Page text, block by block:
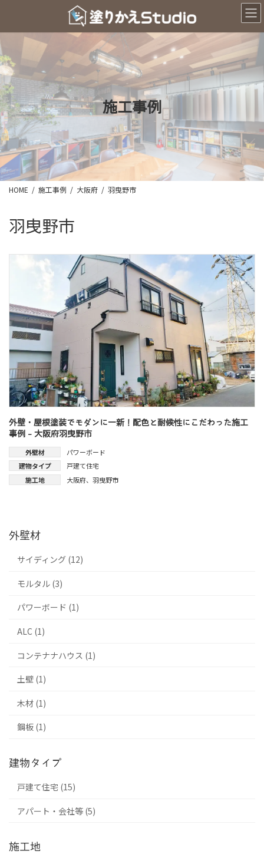
ツ
へ
ス
キ
ッ
プ
シ
ョ
ン
に
移
動
施工事例
HOME 施工事例 大阪府 羽曳野市
羽曳野市
外壁・屋根塗装でモダンに一新！配色と耐候性にこだわった施工
事例 - 大阪府羽曳野市
外壁材
パワーボード
建物タイプ
戸建て住宅
施工地
大阪府、 羽曳野市
外壁材
サイディング (12)
モルタル (3)
パワーボード (1)
ALC (1)
コンテナナハウス (1)
土壁 (1)
木材 (1)
鋼板 (1)
建物タイプ
戸建て住宅 (15)
アパート・会社等 (5)
施工地